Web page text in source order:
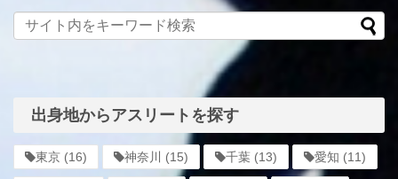
出身地からアスリートを探す
東京 (16) 神奈川 (15) 千葉 (13) 愛知 (11)